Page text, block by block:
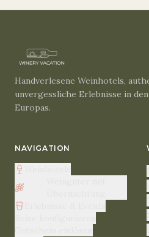
Handverlesene Weinhotels,
unvergessliche Erlebnisse in
Europas.
NAVIGATION